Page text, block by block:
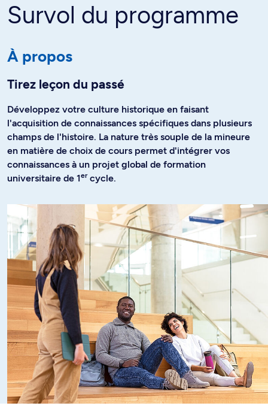
Survol du programme
À propos
Tirez leçon du passé
Développez votre culture historique en faisant
l'acquisition de connaissances spécifiques dans plusieurs
champs de l'histoire. La nature très souple de la mineure
en matière de choix de cours permet d'intégrer vos
connaissances à un projet global de formation
universitaire de 1ercycle.